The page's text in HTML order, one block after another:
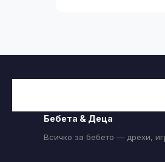
Бебета & Деца
Всичко за бебето — дрехи,